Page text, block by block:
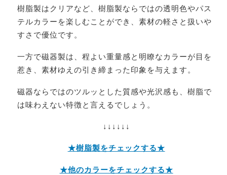
樹脂製はクリアなど、樹脂製ならではの透明色やパス
テルカラーを楽しむことができ、素材の軽さと扱いや
すさで優位です。
一方で磁器製は、程よい重量感と明瞭なカラーが目を
惹き、素材ゆえの引き締まった印象を与えます。
磁器ならではのツルッとした質感や光沢感も、樹脂で
は味わえない特徴と言えるでしょう。
↓↓↓↓↓↓
★樹脂製をチェックする★
★他のカラーをチェックする★